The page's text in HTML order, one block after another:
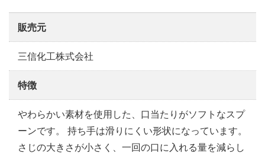
販売元
三信化工株式会社
特徴
やわらかい素材を使用した、口当たりがソフトなスプ
ーンです。 持ち手は滑りにくい形状になっています。
さじの大きさが小さく、一回の口に入れる量を減らし